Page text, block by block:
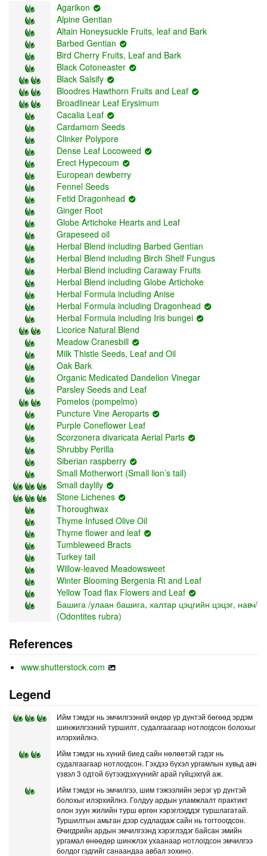
Agarikon
Alpine Gentian
Altain Honeysuckle Fruits, leaf and Bark
Barbed Gentian
Bird Cherry Fruits, Leaf and Bark
Black Cotoneaster
Black Salsify
Bloodres Hawthorn Fruits and Leaf
Broadlinear Leaf Erysimum
Cacalia Leaf
Cardаmom Seeds
Clinker Polypore
Dense Leaf Locoweed
Erect Hypecoum
European dewberry
Fennel Seeds
Fetid Dragonhead
Ginger Root
Globe Artichoke Hearts and Leaf
Grapeseed oil
Herbal Blend including Barbed Gentian
Herbal Blend including Birch Shelf Fungus
Herbal Blend including Caraway Fruits
Herbal Blend including Globe Artichoke
Herbal Formula including Anise
Herbal Formula including Dragonhead
Herbal Formula including Iris bungei
Licorice Natural Blend
Meadow Cranesbill
Milk Thistle Seeds, Leaf and Oil
Oak Bark
Organic Medicated Dandelion Vinegar
Parsley Seeds and Leaf
Pomelos (pompelmo)
Puncture Vine Aeroparts
Purple Coneflower Leaf
Scorzonera divaricata Aerial Parts
Shrubby Perilla
Siberian raspberry
Small Motherwort (Small lion’s tail)
Small daylily
Stone Lichenes
Thoroughwax
Thyme Infused Olive Oil
Thyme flower and leaf
Tumbleweed Bracts
Turkey tail
Willow-leaved Meadowsweet
Winter Blooming Bergenia Rt and Leaf
Yellow Toad flax Flowers and Leaf
Башига /улаан башига, халтар цэцгийн цэцэг, навч/
(Odontites rubra)
References
www.shutterstock.com
Legend
Ийм тэмдэг нь эмчилгээний өндөр үр дүнтэй бөгөөд эрдэм
шинжилгээний туршилт, судалгаагаар нотлогдсон болохыг
илэрхийлнэ.
Ийм тэмдэг нь хүний биед сайн нөлөөтэй гэдэг нь
судалгаагаар нотлогдсон. Гэхдээ бүхэл ургамлын хувьд авч
үзвэл 3 одтой бүтээгдэхүүнийг арай гүйцэхгүй аж.
Ийм тэмдэг нь эмчилгээ, шим тэжээлийн эерэг үр дүнтэй
болохыг илэрхийлнэ. Голдуу ардын уламжлалт практикт
олон зуун жилийн турш өргөн хэрэглэгддэг туршлагатай.
Туршилтын амьтан дээр судлагдаж сайн нь тогтоогдсон.
Өчигдрийн ардын эмчилгээнд хэрэглэдэг байсан эмийн
ургамал өнөөдөр шинжлэх ухаанаар нотлогдсон эмчилгээ
болдог гэдгийг санаандаа авбал зохино.